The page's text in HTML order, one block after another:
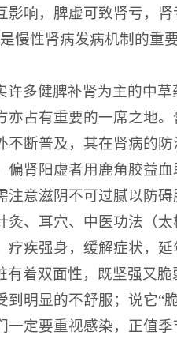
影响，脾虚可致肾亏，
慢性肾病发病机制的重
许多健脾补肾为主的中
亦占有重要的一席之地
不断普及，其在肾病的
偏肾阳虚者用鹿角胶益
注意滋阴不可过腻以防
灸、耳穴、中医功法（
疗疾强身，缓解症状，延
有着双面性，既坚强又
到明显的不舒服；说它“
一定要重视感染，正值